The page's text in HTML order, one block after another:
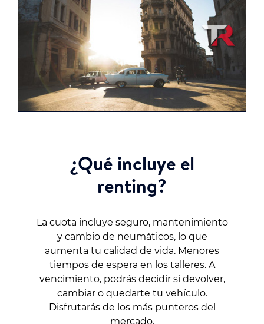
¿Qué incluye el
renting?
La cuota incluye seguro, mantenimiento
y cambio de neumáticos, lo que
aumenta tu calidad de vida. Menores
tiempos de espera en los talleres. A
vencimiento, podrás decidir si devolver,
cambiar o quedarte tu vehículo.
Disfrutarás de los más punteros del
mercado.